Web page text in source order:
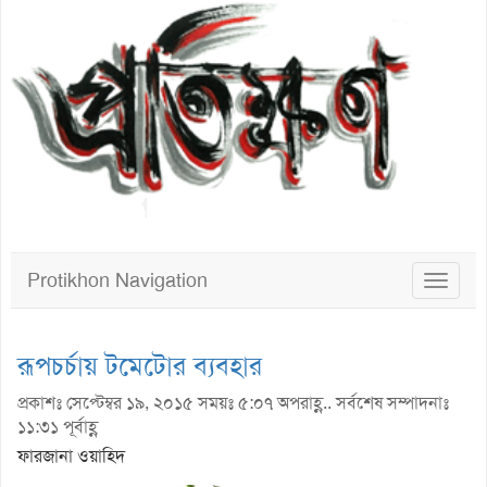
Toggle
Protikhon Navigation
রূপচর্চায় টমেটোর ব্যবহার
প্রকাশঃ সেপ্টেম্বর ১৯, ২০১৫ সময়ঃ ৫:০৭ অপরাহ্ণ.. সর্বশেষ সম্পাদনাঃ
১১:৩১ পূর্বাহ্ণ
ফারজানা ওয়াহিদ